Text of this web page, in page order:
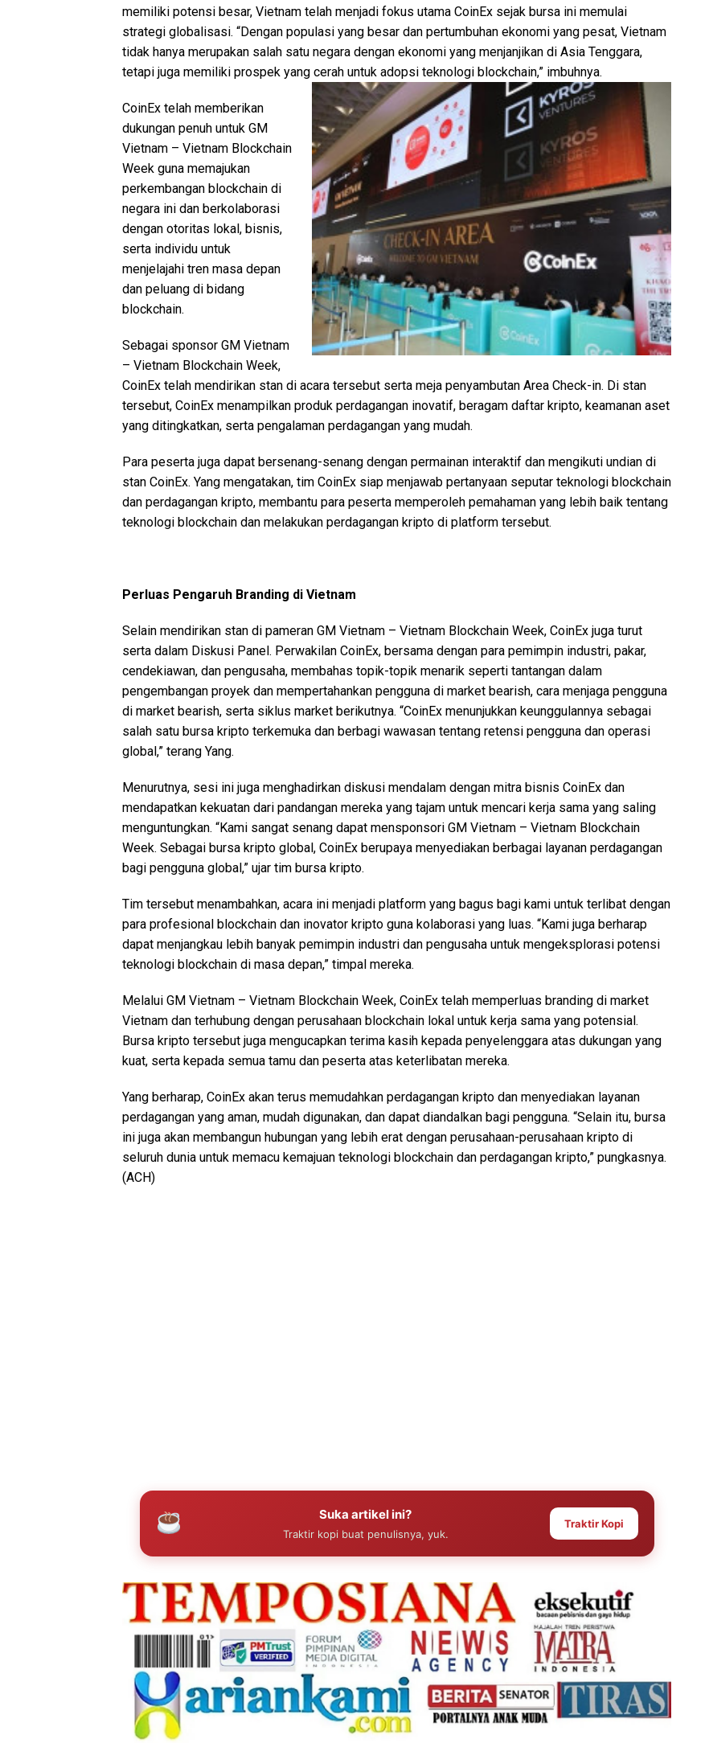
memiliki potensi besar, Vietnam telah menjadi fokus utama CoinEx sejak bursa ini memulai
strategi globalisasi. “Dengan populasi yang besar dan pertumbuhan ekonomi yang pesat, Vietnam
tidak hanya merupakan salah satu negara dengan ekonomi yang menjanjikan di Asia Tenggara,
tetapi juga memiliki prospek yang cerah untuk adopsi teknologi blockchain,” imbuhnya.
CoinEx telah memberikan
dukungan penuh untuk GM
Vietnam – Vietnam Blockchain
Week guna memajukan
perkembangan blockchain di
negara ini dan berkolaborasi
dengan otoritas lokal, bisnis,
serta individu untuk
menjelajahi tren masa depan
dan peluang di bidang
blockchain.
Sebagai sponsor GM Vietnam
– Vietnam Blockchain Week,
CoinEx telah mendirikan stan di acara tersebut serta meja penyambutan Area Check-in. Di stan
tersebut, CoinEx menampilkan produk perdagangan inovatif, beragam daftar kripto, keamanan aset
yang ditingkatkan, serta pengalaman perdagangan yang mudah.
Para peserta juga dapat bersenang-senang dengan permainan interaktif dan mengikuti undian di
stan CoinEx. Yang mengatakan, tim CoinEx siap menjawab pertanyaan seputar teknologi blockchain
dan perdagangan kripto, membantu para peserta memperoleh pemahaman yang lebih baik tentang
teknologi blockchain dan melakukan perdagangan kripto di platform tersebut.
Perluas Pengaruh Branding di Vietnam
Selain mendirikan stan di pameran GM Vietnam – Vietnam Blockchain Week, CoinEx juga turut
serta dalam Diskusi Panel. Perwakilan CoinEx, bersama dengan para pemimpin industri, pakar,
cendekiawan, dan pengusaha, membahas topik-topik menarik seperti tantangan dalam
pengembangan proyek dan mempertahankan pengguna di market bearish, cara menjaga pengguna
di market bearish, serta siklus market berikutnya. “CoinEx menunjukkan keunggulannya sebagai
salah satu bursa kripto terkemuka dan berbagi wawasan tentang retensi pengguna dan operasi
global,” terang Yang.
Menurutnya, sesi ini juga menghadirkan diskusi mendalam dengan mitra bisnis CoinEx dan
mendapatkan kekuatan dari pandangan mereka yang tajam untuk mencari kerja sama yang saling
menguntungkan. “Kami sangat senang dapat mensponsori GM Vietnam – Vietnam Blockchain
Week. Sebagai bursa kripto global, CoinEx berupaya menyediakan berbagai layanan perdagangan
bagi pengguna global,” ujar tim bursa kripto.
Tim tersebut menambahkan, acara ini menjadi platform yang bagus bagi kami untuk terlibat dengan
para profesional blockchain dan inovator kripto guna kolaborasi yang luas. “Kami juga berharap
dapat menjangkau lebih banyak pemimpin industri dan pengusaha untuk mengeksplorasi potensi
teknologi blockchain di masa depan,” timpal mereka.
Melalui GM Vietnam – Vietnam Blockchain Week, CoinEx telah memperluas branding di market
Vietnam dan terhubung dengan perusahaan blockchain lokal untuk kerja sama yang potensial.
Bursa kripto tersebut juga mengucapkan terima kasih kepada penyelenggara atas dukungan yang
kuat, serta kepada semua tamu dan peserta atas keterlibatan mereka.
Yang berharap, CoinEx akan terus memudahkan perdagangan kripto dan menyediakan layanan
perdagangan yang aman, mudah digunakan, dan dapat diandalkan bagi pengguna. “Selain itu, bursa
ini juga akan membangun hubungan yang lebih erat dengan perusahaan-perusahaan kripto di
seluruh dunia untuk memacu kemajuan teknologi blockchain dan perdagangan kripto,” pungkasnya.
(ACH)
Suka artikel ini?
Traktir kopi buat penulisnya, yuk.
Traktir Kopi